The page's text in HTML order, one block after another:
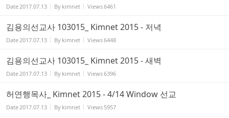
Date2017.07.13 By kimnet Views6461
김용의선교사 103015_ Kimnet 2015 - 저녁
Date2017.07.13 By kimnet Views6448
김용의선교사 103015_ Kimnet 2015 - 새벽
Date2017.07.13 By kimnet Views6396
허연행목사_ Kimnet 2015 - 4/14 Window 선교
Date2017.07.13 By kimnet Views 5957